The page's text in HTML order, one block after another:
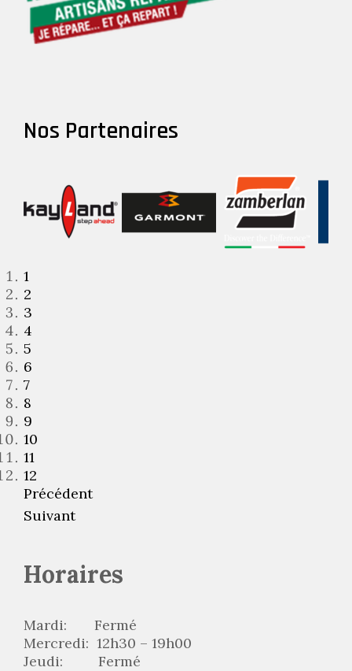
Nos Partenaires
1
2
3
4
5
6
7
8
9
10
11
12
Précédent
Suivant
Horaires
Mardi: Fermé
Mercredi: 12h30 – 19h00
Jeudi: Fermé